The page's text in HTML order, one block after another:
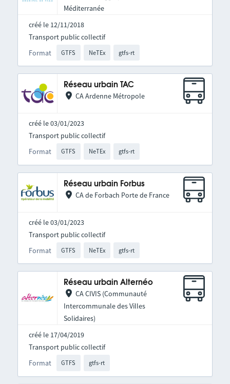
Méditerranée
créé le 12/11/2018
Format GTFS NeTEx gtfs-rt
Transport public collectif
Réseau urbain TAC
CA Ardenne Métropole
créé le 03/01/2023
Format GTFS NeTEx gtfs-rt
Transport public collectif
Réseau urbain Forbus
CA de Forbach Porte de France
créé le 03/01/2023
Format GTFS NeTEx gtfs-rt
Transport public collectif
Réseau urbain Alternéo
CA CIVIS (Communauté
Intercommunale des Villes
Solidaires)
créé le 17/04/2019
Format GTFS gtfs-rt
Transport public collectif